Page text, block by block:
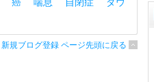
新規ブログ登録 ページ先頭に戻る